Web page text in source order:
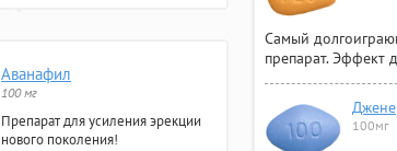
Аванафил
100 мг
Препарат для усиления эрекции
нового поколения!
Самый
препарат. Эффект
100мг